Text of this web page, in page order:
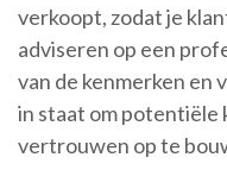
verkoopt, zodat je
adviseren op een
van de kenmerken en
in staat om
vertrouwen op te